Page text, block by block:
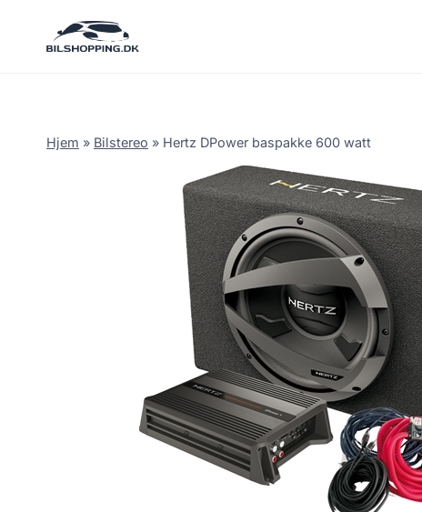
Hjem » Bilstereo » Hertz DPower baspakke 600 watt